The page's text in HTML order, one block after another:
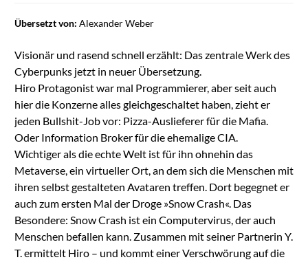
Übersetzt von: Alexander Weber
Visionär und rasend schnell erzählt: Das zentrale Werk des
Cyberpunks jetzt in neuer Übersetzung.
Hiro Protagonist war mal Programmierer, aber seit auch
hier die Konzerne alles gleichgeschaltet haben, zieht er
jeden Bullshit-Job vor: Pizza-Auslieferer für die Mafia.
Oder Information Broker für die ehemalige CIA.
Wichtiger als die echte Welt ist für ihn ohnehin das
Metaverse, ein virtueller Ort, an dem sich die Menschen mit
ihren selbst gestalteten Avataren treffen. Dort begegnet er
auch zum ersten Mal der Droge »Snow Crash«. Das
Besondere: Snow Crash ist ein Computervirus, der auch
Menschen befallen kann. Zusammen mit seiner Partnerin Y.
T. ermittelt Hiro – und kommt einer Verschwörung auf die